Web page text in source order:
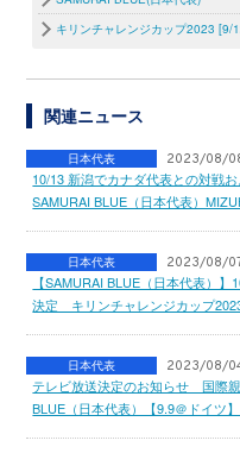
キリンチャレンジカップ2023 [9/
関連ニュース
日本代表 2023/08/
10/13 新潟でカナダ代表との対戦
SAMURAI BLUE（日本代表）
日本代表 2023/08/
【SAMURAI BLUE（日本代表）
決定 キリンチャレンジカップ
日本代表 2023/08/
テレビ放送決定のお知らせ 国際
BLUE（日本代表）【9.9＠ドイツ